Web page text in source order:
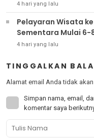
4 hari yang lalu
Pelayaran Wisata
Sementara Mulai 6-
4 hari yang lalu
TINGGALKAN
Alamat email Anda tidak
Simpan nama, email,
komentar saya